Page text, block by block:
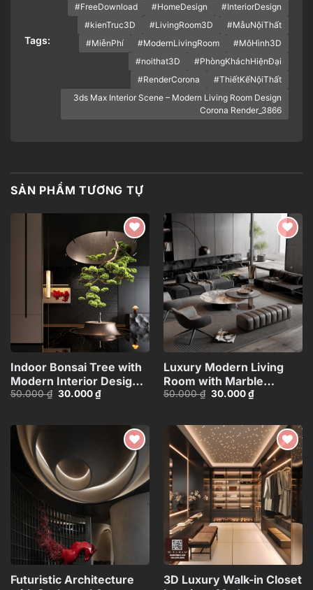
Tags:
#FreeDownload
#HomeDesign
#InteriorDesign
#kienTruc3D
#LivingRoom3D
#MẫuNộiThất
#MiễnPhí
#ModernLivingRoom
#MôHình3D
#noithat3D
#PhòngKháchHiệnĐại
#RenderCorona
#ThiếtKếNộiThất
3ds Max Interior Scene – Modern Living Room Design
Corona Render_3866
SẢN PHẨM TƯƠNG TỰ
Add to
wishlist
Indoor Bonsai Tree with
Modern Interior Design –
3ds Max
50.000₫ Giá
30.000₫Giá
hiện
30.000 ₫.
Add to
wishlist
Luxury Modern Living
Room with Marble
Coffee Table and Black
Model_109730583
50.000₫ Giá
30.000₫Giá
hiện
30.000 ₫.
Add to
wishlist
Futuristic Architecture
Add to
wishlist
3D Luxury Walk-in Closet